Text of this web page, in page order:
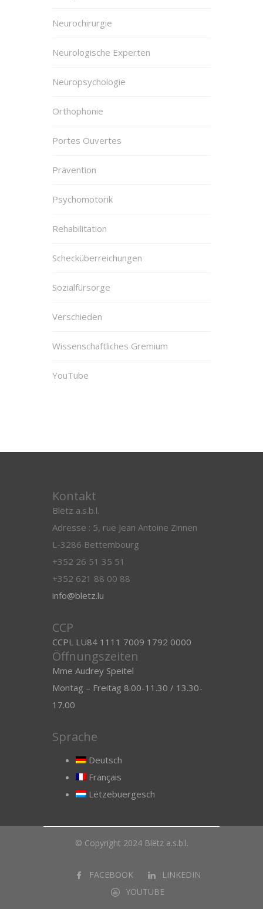
Neurochirurgie
Neurologische Experten
Neuropsychologie
Orthophonie
Portes Ouvertes
Prävention
Psychomotorik
Rehabilitation
Schecküberreichungen
Sozialfürsorge
Verschieden
Wissenschaftliches Gremium
YouTube
Kontakt
Blëtz a.s.b.l.
Adresse : 5, rue Jean Antoine Zinnen
L-3286 Bettembourg
+352 26 51 35 51
+352 621 88 00 88
info@bletz.lu
CCP
CCPL LU84 1111 7009 1792 0000
Öffnungszeiten
Mme Audrey Speitel
Montag – Freitag 8.00-11.30 / 13.30-
17.00
Sprache
Deutsch
Français
Lëtzebuergesch
© Copyright 2024 Blëtz a.s.b.l.
FACEBOOK
LINKEDIN
YOUTUBE